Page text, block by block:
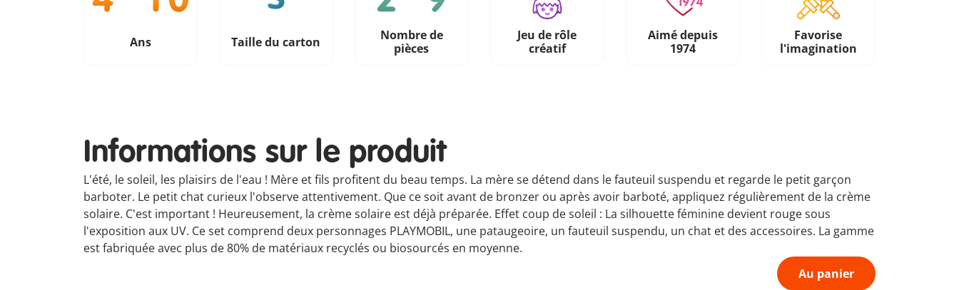
Ans Taille du carton
Nombre de
pièces
Jeu de rôle
créatif
Aimé depuis
1974
Favorise
l'imagination
Informations sur le produit
L'été, le soleil, les plaisirs de l'eau ! Mère et fils profitent du beau temps. La mère se détend dans le fauteuil suspendu et regarde le petit garçon
barboter. Le petit chat curieux l'observe attentivement. Que ce soit avant de bronzer ou après avoir barboté, appliquez régulièrement de la crème
solaire. C'est important ! Heureusement, la crème solaire est déjà préparée. Effet coup de soleil : La silhouette féminine devient rouge sous
l'exposition aux UV. Ce set comprend deux personnages PLAYMOBIL, une pataugeoire, un fauteuil suspendu, un chat et des accessoires. La gamme
est fabriquée avec plus de 80% de matériaux recyclés ou biosourcés en moyenne.
Au panier